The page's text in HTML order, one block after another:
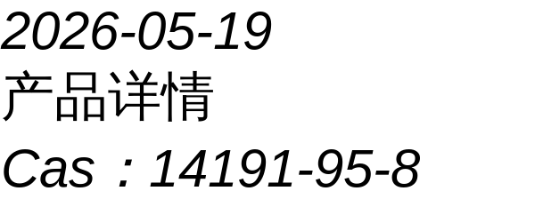
2026-05-19
产品详情
Cas： 14191-95-8